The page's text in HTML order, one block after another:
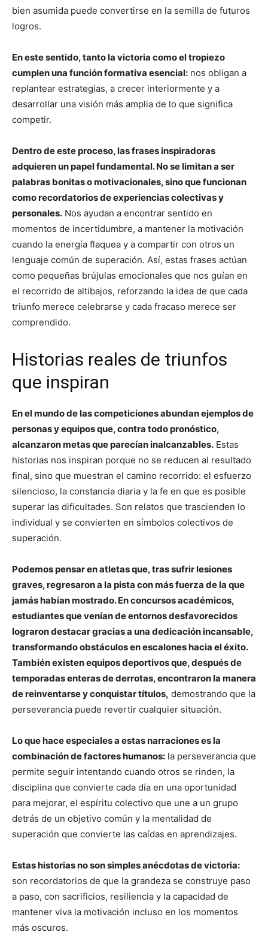
bien asumida puede convertirse en la semilla de futuros
logros.
En este sentido, tanto la victoria como el tropiezo
cumplen una función formativa esencial: nos obligan a
replantear estrategias, a crecer interiormente y a
desarrollar una visión más amplia de lo que significa
competir.
Dentro de este proceso, las frases inspiradoras
adquieren un papel fundamental. No se limitan a ser
palabras bonitas o motivacionales, sino que funcionan
como recordatorios de experiencias colectivas y
personales. Nos ayudan a encontrar sentido en
momentos de incertidumbre, a mantener la motivación
cuando la energía flaquea y a compartir con otros un
lenguaje común de superación. Así, estas frases actúan
como pequeñas brújulas emocionales que nos guían en
el recorrido de altibajos, reforzando la idea de que cada
triunfo merece celebrarse y cada fracaso merece ser
comprendido.
Historias reales de triunfos
que inspiran
En el mundo de las competiciones abundan ejemplos de
personas y equipos que, contra todo pronóstico,
alcanzaron metas que parecían inalcanzables. Estas
historias nos inspiran porque no se reducen al resultado
final, sino que muestran el camino recorrido: el esfuerzo
silencioso, la constancia diaria y la fe en que es posible
superar las dificultades. Son relatos que trascienden lo
individual y se convierten en símbolos colectivos de
superación.
Podemos pensar en atletas que, tras sufrir lesiones
graves, regresaron a la pista con más fuerza de la que
jamás habían mostrado. En concursos académicos,
estudiantes que venían de entornos desfavorecidos
lograron destacar gracias a una dedicación incansable,
transformando obstáculos en escalones hacia el éxito.
También existen equipos deportivos que, después de
temporadas enteras de derrotas, encontraron la manera
de reinventarse y conquistar títulos, demostrando que la
perseverancia puede revertir cualquier situación.
Lo que hace especiales a estas narraciones es la
combinación de factores humanos: la perseverancia que
permite seguir intentando cuando otros se rinden, la
disciplina que convierte cada día en una oportunidad
para mejorar, el espíritu colectivo que une a un grupo
detrás de un objetivo común y la mentalidad de
superación que convierte las caídas en aprendizajes.
Estas historias no son simples anécdotas de victoria:
son recordatorios de que la grandeza se construye paso
a paso, con sacrificios, resiliencia y la capacidad de
mantener viva la motivación incluso en los momentos
más oscuros.